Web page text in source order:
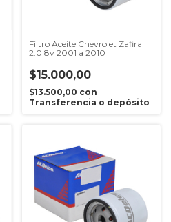
Filtro Aceite Chevrolet Zafira
2.0 8v 2001 a 2010
$15.000,00
$13.500,00 con
Transferencia o depósito